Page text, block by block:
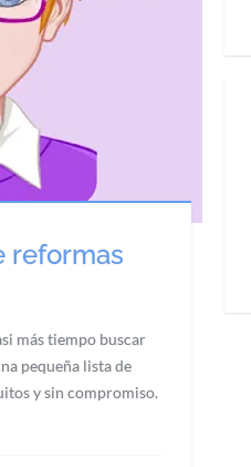
reformas
más tiempo buscar
pequeña lista de
y sin compromiso.